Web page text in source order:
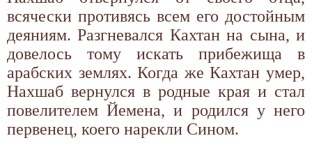
всячески противясь всем его достойным
деяниям. Разгневался Кахтан на сына, и
довелось тому искать прибежища в
арабских землях. Когда же Кахтан умер,
Нахшаб вернулся в родные края и стал
повелителем Йемена, и родился у него
первенец, коего нарекли Сином.